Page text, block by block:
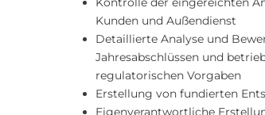
Kunden und Außendienst
Detaillierte Analyse und
Jahresabschlüssen und
regulatorischen Vorgaben
Erstellung von fundierten
Eigenverantwortliche